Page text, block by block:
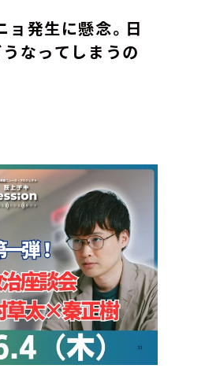
ョ発生に懸念。日
なってしまうの